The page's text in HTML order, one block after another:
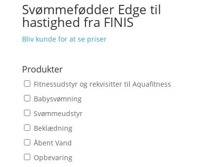
Svømmefødder Edge til
hastighed fra FINIS
Bliv kunde for at se priser
Produkter
Fitnessudstyr og rekvisitter til Aquafitness
Babysvømning
Svømmeudstyr
Beklædning
Åbent Vand
Opbevaring